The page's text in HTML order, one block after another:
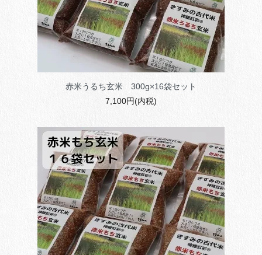
赤米うるち玄米 300g×16袋セット
7,100円(内税)